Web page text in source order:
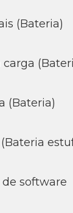
(Bateria)
(Bateria)
software